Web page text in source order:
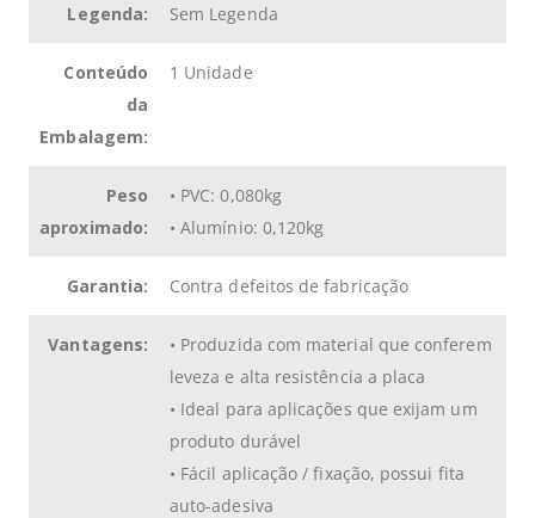
Legenda: Sem Legenda
Conteúdo
da
Embalagem:
1 Unidade
Peso
aproximado:
• PVC: 0,080kg
• Alumínio: 0,120kg
Garantia: Contra defeitos de fabricação
Vantagens:
• Produzida com material que conferem
leveza e alta resistência a placa
• Ideal para aplicações que exijam um
produto durável
• Fácil aplicação / fixação, possui fita
auto-adesiva